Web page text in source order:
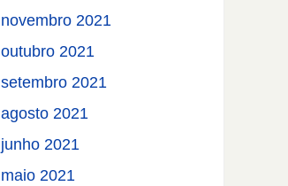
novembro 2021
outubro 2021
setembro 2021
agosto 2021
junho 2021
maio 2021